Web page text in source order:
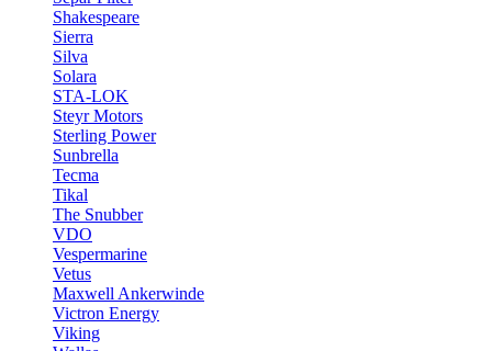
Shakespeare
Sierra
Silva
Solara
STA-LOK
Steyr Motors
Sterling Power
Sunbrella
Tecma
Tikal
The Snubber
VDO
Vespermarine
Vetus
Maxwell Ankerwinde
Victron Energy
Viking